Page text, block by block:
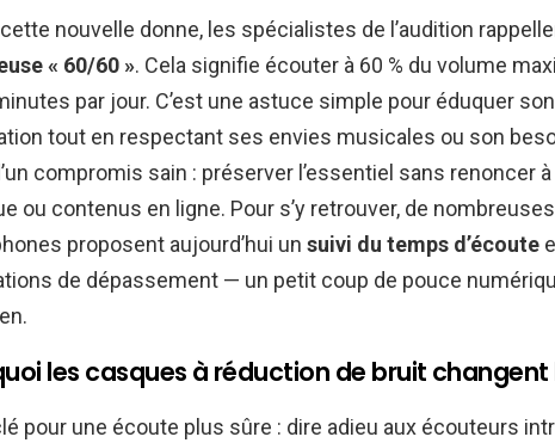
nouvelle donne, les spécialistes de l’audition
« 60/60 ». Cela signifie écouter à 60 % du volume
par jour. C’est une astuce simple pour éduquer
tout en respectant ses envies musicales ou son
compromis sain : préserver l’essentiel sans renoncer
ou contenus en ligne. Pour s’y retrouver, de
proposent aujourd’hui un suivi du temps d’écoute
de dépassement — un petit coup de pouce
les casques à réduction de bruit
pour une écoute plus sûre : dire adieu aux écouteurs